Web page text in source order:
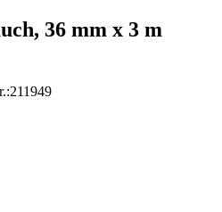
36 mm x 3 m
:211949